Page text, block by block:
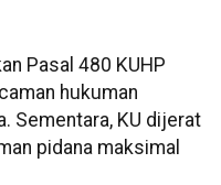
Pasal 480 KUHP
hukuman
Sementara, KU dijerat
pidana maksimal